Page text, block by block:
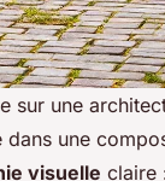
sur une
une
visuelle claire